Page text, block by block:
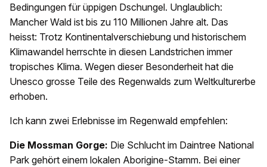
Bedingungen für üppigen Dschungel. Unglaublich:
Mancher Wald ist bis zu 110 Millionen Jahre alt. Das
heisst: Trotz Kontinentalverschiebung und historischem
Klimawandel herrschte in diesen Landstrichen immer
tropisches Klima. Wegen dieser Besonderheit hat die
Unesco grosse Teile des Regenwalds zum Weltkulturerbe
erhoben.
Ich kann zwei Erlebnisse im Regenwald empfehlen:
Die Mossman Gorge: Die Schlucht im Daintree National
Park gehört einem lokalen Aborigine-Stamm. Bei einer